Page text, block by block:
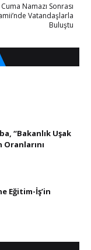
Namazı Sonrası
Vatandaşlarla
Buluştu
“Bakanlık Uşak
Eğitim-İş’in